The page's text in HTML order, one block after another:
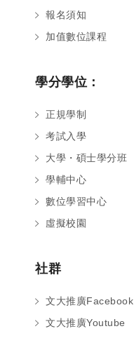
報名須知
加值數位課程
學分學位：
正規學制
考試入學
大學・碩士學分班
學輔中心
數位學習中心
虛擬校園
社群
文大推廣Facebook
文大推廣Youtube